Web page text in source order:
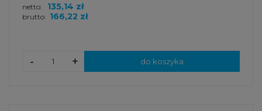
brutto: 166,22 zł
netto: 135,14 zł
+
- do koszyka